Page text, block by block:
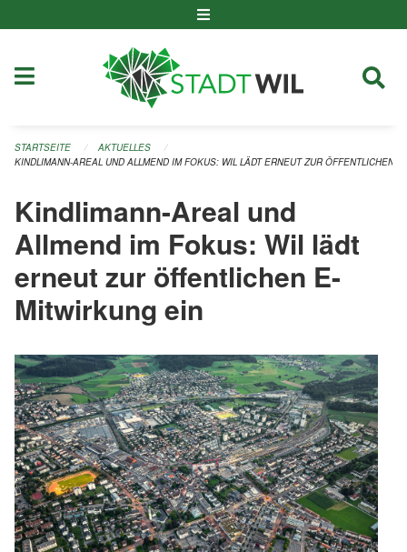
STARTSEITE
AKTUELLES
KINDLIMANN-AREAL UND ALLMEND IM FOKUS: WIL LÄDT ERNEUT ZUR ÖFFENTLICHEN
Kindlimann-Areal und
Allmend im Fokus: Wil lädt
erneut zur öffentlichen E-
Mitwirkung ein